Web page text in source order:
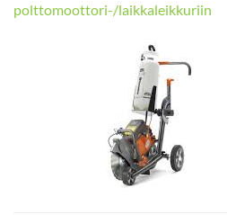
polttomoottori-/laikkaleikkuriin